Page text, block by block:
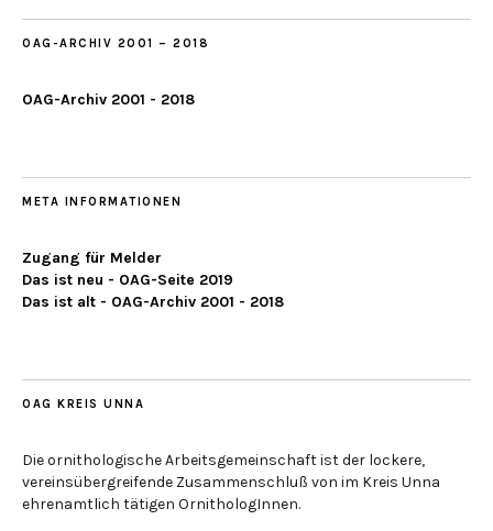
OAG-ARCHIV 2001 – 2018
OAG-Archiv 2001 - 2018
META INFORMATIONEN
Zugang für Melder
Das ist neu - OAG-Seite 2019
Das ist alt - OAG-Archiv 2001 - 2018
OAG KREIS UNNA
Die ornithologische Arbeitsgemeinschaft ist der lockere,
vereinsübergreifende Zusammenschluß von im Kreis Unna
ehrenamtlich tätigen OrnithologInnen.